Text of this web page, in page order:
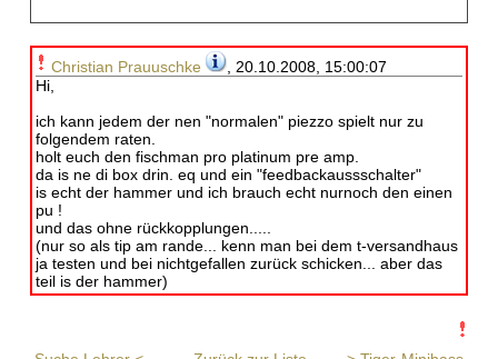
Christian Prauuschke
, 20.10.2008, 15:00:07
Hi,
ich kann jedem der nen "normalen" piezzo spielt nur zu
folgendem raten.
holt euch den fischman pro platinum pre amp.
da is ne di box drin. eq und ein "feedbackaussschalter"
is echt der hammer und ich brauch echt nurnoch den einen
pu !
und das ohne rückkopplungen.....
(nur so als tip am rande... kenn man bei dem t-versandhaus
ja testen und bei nichtgefallen zurück schicken... aber das
teil is der hammer)